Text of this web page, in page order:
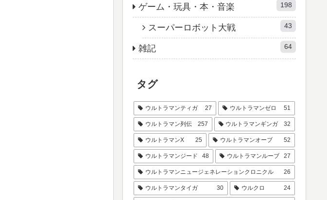
ゲーム・玩具・本・音楽 198
スーパーロボット大戦 43
雑記 64
タグ
ウルトラマンティガ 27 ウルトラマンゼロ 51
ウルトラマン列伝 257 ウルトラマンギンガ 32
ウルトラマンX 25 ウルトラマンオーブ 52
ウルトラマンジード 48 ウルトラマンルーブ 27
ウルトラマンニュージェネレーションクロニクル 26
ウルトラマンタイガ 30 ウルクロ 24